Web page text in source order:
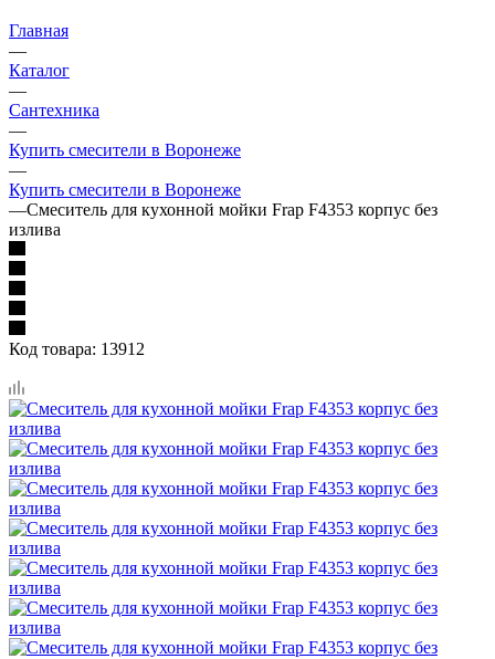
Главная
—
Каталог
—
Сантехника
—
Купить смесители в Воронеже
—
Купить смесители в Воронеже
—Смеситель для кухонной мойки Frap F4353 корпус без
излива
Код товара: 13912